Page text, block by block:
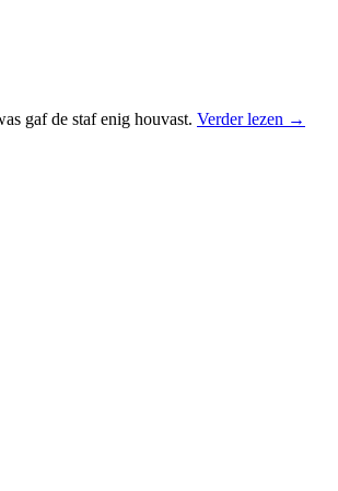
gaf de staf enig houvast. Verder lezen →